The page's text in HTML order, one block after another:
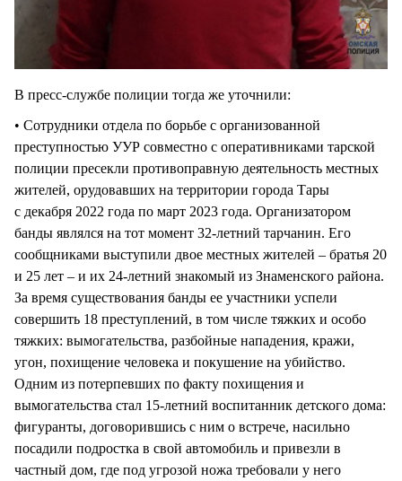
В пресс-службе полиции тогда же уточнили:
• Сотрудники отдела по борьбе с организованной
преступностью УУР совместно с оперативниками тарской
полиции пресекли противоправную деятельность местных
жителей, орудовавших на территории города Тары
с декабря 2022 года по март 2023 года. Организатором
банды являлся на тот момент 32-летний тарчанин. Его
сообщниками выступили двое местных жителей – братья 20
и 25 лет – и их 24-летний знакомый из Знаменского района.
За время существования банды ее участники успели
совершить 18 преступлений, в том числе тяжких и особо
тяжких: вымогательства, разбойные нападения, кражи,
угон, похищение человека и покушение на убийство.
Одним из потерпевших по факту похищения и
вымогательства стал 15-летний воспитанник детского дома:
фигуранты, договорившись с ним о встрече, насильно
посадили подростка в свой автомобиль и привезли в
частный дом, где под угрозой ножа требовали у него